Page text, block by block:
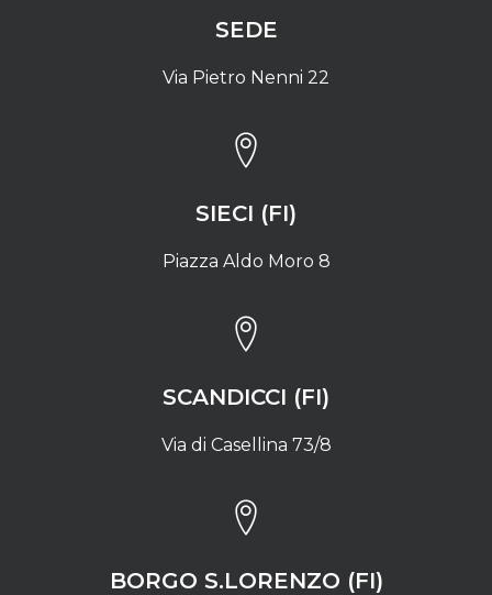
SEDE
Via Pietro Nenni 22
SIECI (FI)
Piazza Aldo Moro 8
SCANDICCI (FI)
Via di Casellina 73/8
BORGO S.LORENZO (FI)